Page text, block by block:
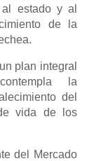
estado y al
de la
plan integral
la
del
vida de los
del Mercado